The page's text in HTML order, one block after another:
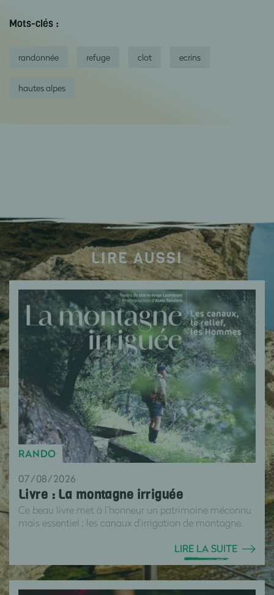
Mots-clés :
randonnée refuge clot ecrins
hautes alpes
LIRE AUSSI
RANDO
07/08/2026
Livre : La montagne irriguée
Ce beau livre met à l’honneur un patrimoine méconnu
mais essentiel : les canaux d’irrigation de montagne.
LIRE LA SUITE